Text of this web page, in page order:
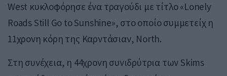
West κυκλοφόρησε ένα τραγούδι με τίτλο «Lonely
Roads Still Go to Sunshine», στο οποίο συμμετείχ η
11χρονη κόρη της Καρντάσιαν, North.
Στη συνέχεια, η 44χρονη συνιδρύτρια των Skims